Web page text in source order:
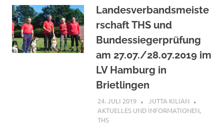
Landesverbandsmeiste
rschaft THS und
Bundessiegerprüfung
am 27.07./28.07.2019 im
LV Hamburg in
Brietlingen
24. JULI 2019
JUTTA KILIAN
AKTUELLES UND INFORMATIONEN,
THS